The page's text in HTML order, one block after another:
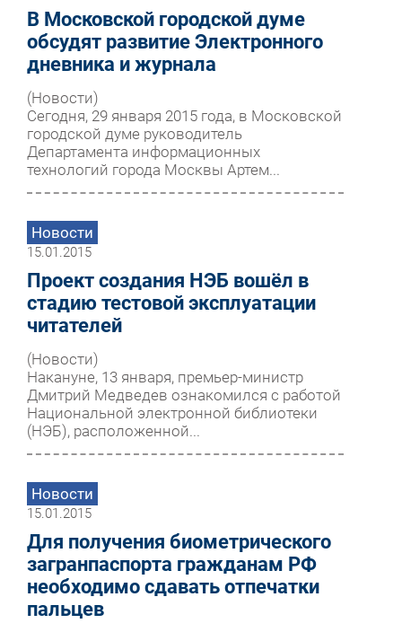
В Московской городской думе
обсудят развитие Электронного
дневника и журнала
(Новости)
Сегодня, 29 января 2015 года, в Московской
городской думе руководитель
Департамента информационных
технологий города Москвы Артем...
Новости
15.01.2015
Проект создания НЭБ вошёл в
стадию тестовой эксплуатации
читателей
(Новости)
Накануне, 13 января, премьер-министр
Дмитрий Медведев ознакомился с работой
Национальной электронной библиотеки
(НЭБ), расположенной...
Новости
15.01.2015
Для получения биометрического
загранпаспорта гражданам РФ
необходимо сдавать отпечатки
пальцев